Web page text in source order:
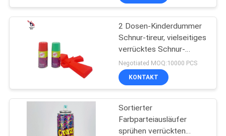
2 Dosen-Kinderdummer
Schnur-tireur, vielseitiges
verrücktes Schnur-
Gewehr
Negotiated MOQ:10000 PCS
KONTAKT
Sortierter
Farbparteiausläufer
sprühen verrückten